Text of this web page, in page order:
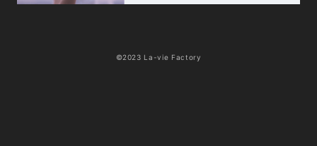
©2023 La-vie Factory